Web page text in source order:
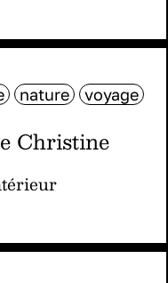
Christine
nature
voyage